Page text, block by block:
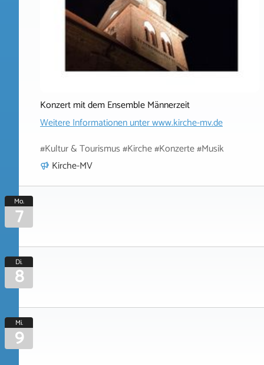
Konzert mit dem Ensemble Männerzeit
Weitere Informationen unterwww.kirche-mv.de
#Kultur & Tourismus #Kirche #Konzerte #Musik
Kirche-MV
Mo.
7
Di.
8
Mi.
9